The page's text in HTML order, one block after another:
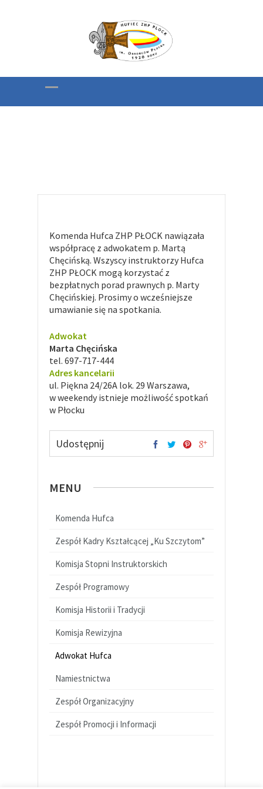
Komenda Hufca ZHP PŁOCK nawiązała
współpracę z adwokatem p. Martą
Chęcińską. Wszyscy instruktorzy Hufca
ZHP PŁOCK mogą korzystać z
bezpłatnych porad prawnych p. Marty
Chęcińskiej. Prosimy o wcześniejsze
umawianie się na spotkania.
Adwokat
Marta Chęcińska
tel. 697-717-444
Adres kancelarii
ul. Piękna 24/26A lok. 29 Warszawa,
w weekendy istnieje możliwość spotkań
w Płocku
Udostępnij
MENU
Komenda Hufca
Zespół Kadry Kształcącej „Ku Szczytom”
Komisja Stopni Instruktorskich
Zespół Programowy
Komisja Historii i Tradycji
Komisja Rewizyjna
Adwokat Hufca
Namiestnictwa
Zespół Organizacyjny
Zespół Promocji i Informacji